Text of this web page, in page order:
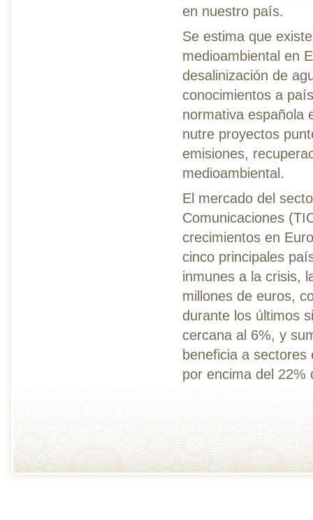
en nuestro país.
Se estima que
medioambiental en
desalinización de
conocimientos a
normativa española
nutre proyectos
emisiones,
medioambiental.
El mercado del
Comunicaciones
crecimientos en
cinco principales
inmunes a la crisis,
millones de euros,
durante los últimos
cercana al 6%, y
beneficia a sectores
por encima del 22%